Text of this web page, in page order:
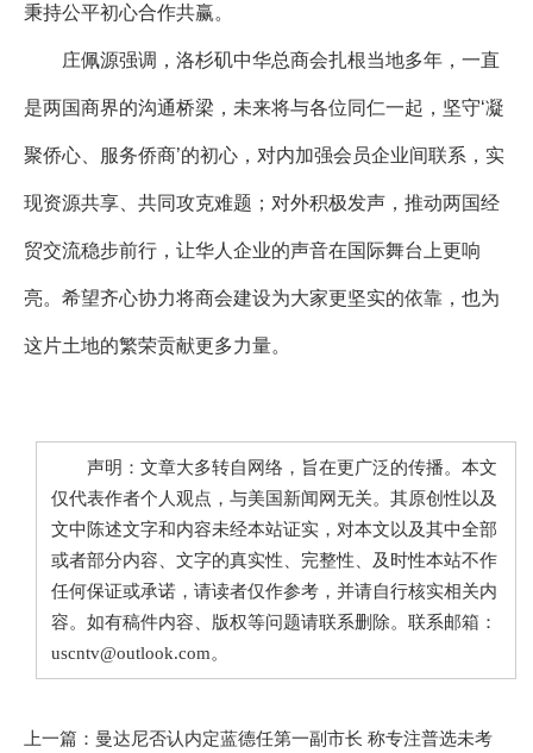
秉持公平初心合作共赢。
庄佩源强调，洛杉矶中华总商会扎根当地多年，一直
是两国商界的沟通桥梁，未来将与各位同仁一起，坚守‘凝
聚侨心、服务侨商’的初心，对内加强会员企业间联系，实
现资源共享、共同攻克难题；对外积极发声，推动两国经
贸交流稳步前行，让华人企业的声音在国际舞台上更响
亮。希望齐心协力将商会建设为大家更坚实的依靠，也为
这片土地的繁荣贡献更多力量。
声明：文章大多转自网络，旨在更广泛的传播。本文
仅代表作者个人观点，与美国新闻网无关。其原创性以及
文中陈述文字和内容未经本站证实，对本文以及其中全部
或者部分内容、文字的真实性、完整性、及时性本站不作
任何保证或承诺，请读者仅作参考，并请自行核实相关内
容。如有稿件内容、版权等问题请联系删除。联系邮箱：
uscntv@outlook.com。
上一篇： 曼达尼否认内定蓝德任第一副市长 称专注普选未考